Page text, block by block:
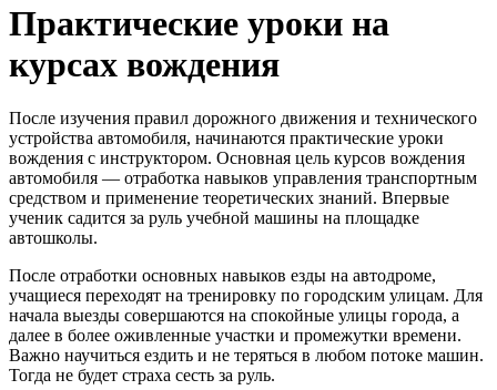
Практические уроки на
курсах вождения
После изучения правил дорожного движения и технического
устройства автомобиля, начинаются практические уроки
вождения с инструктором. Основная цель курсов вождения
автомобиля — отработка навыков управления транспортным
средством и применение теоретических знаний. Впервые
ученик садится за руль учебной машины на площадке
автошколы.
После отработки основных навыков езды на автодроме,
учащиеся переходят на тренировку по городским улицам. Для
начала выезды совершаются на спокойные улицы города, а
далее в более оживленные участки и промежутки времени.
Важно научиться ездить и не теряться в любом потоке машин.
Тогда не будет страха сесть за руль.